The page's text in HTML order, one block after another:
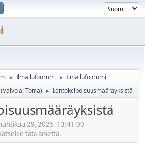
► Ilmailufoorumi ► Ilmailufoorumi
(Valvoja:Toma) ► Lentokelpoisuusmääräyksistä
29, 2025, 13:41:00
tätä aihetta.